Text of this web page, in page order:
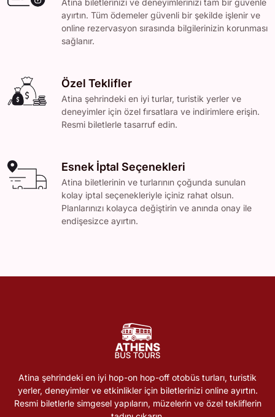
Atina biletlerinizi ve deneyimlerinizi tam bir güvenle
ayırtın. Tüm ödemeler güvenli bir şekilde işlenir ve
online rezervasyon sırasında bilgilerinizin korunması
sağlanır.
Özel Teklifler
Atina şehrindeki en iyi turlar, turistik yerler ve
deneyimler için özel fırsatlara ve indirimlere erişin.
Resmi biletlerle tasarruf edin.
Esnek İptal Seçenekleri
Atina biletlerinin ve turlarının çoğunda sunulan
kolay iptal seçenekleriyle içiniz rahat olsun.
Planlarınızı kolayca değiştirin ve anında onay ile
endişesizce ayırtın.
Atina şehrindeki en iyi hop-on hop-off otobüs turları, turistik
yerler, deneyimler ve etkinlikler için biletlerinizi online ayırtın.
Resmi biletlerle simgesel yapıların, müzelerin ve özel tekliflerin